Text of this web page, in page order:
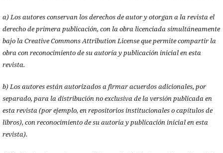
a) Los autores conservan los derechos de autor y otorgan a la revista el
derecho de primera publicación, con la obra licenciada simultáneamente
bajo la Creative Commons Attribution License que permite compartir la
obra con reconocimiento de su autoría y publicación inicial en esta
revista.
b) Los autores están autorizados a firmar acuerdos adicionales, por
separado, para la distribución no exclusiva de la versión publicada en
esta revista (por ejemplo, en repositorios institucionales o capítulos de
libros), con reconocimiento de su autoría y publicación inicial en esta
revista).